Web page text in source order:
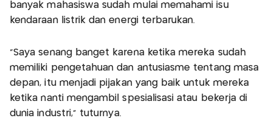
banyak mahasiswa sudah mulai memahami isu
kendaraan listrik dan energi terbarukan.
“Saya senang banget karena ketika mereka sudah
memiliki pengetahuan dan antusiasme tentang masa
depan, itu menjadi pijakan yang baik untuk mereka
ketika nanti mengambil spesialisasi atau bekerja di
dunia industri,” tuturnya.